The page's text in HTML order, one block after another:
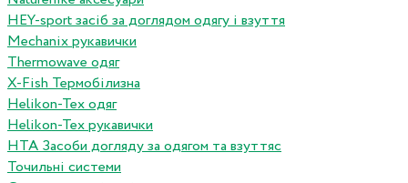
HEY-sport засіб за доглядом одягу і взуття
Mechanix рукавички
Thermowave одяг
X-Fish Термобілизна
Helikon-Tex одяг
Helikon-Tex рукавички
HTA Засоби догляду за одягом та взуттяс
Точильні системи